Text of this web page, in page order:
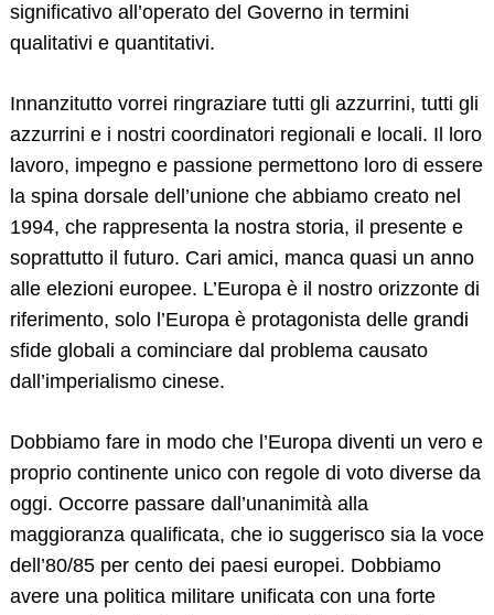
significativo all’operato del Governo in termini
qualitativi e quantitativi.
Innanzitutto vorrei ringraziare tutti gli azzurrini, tutti gli
azzurrini e i nostri coordinatori regionali e locali. Il loro
lavoro, impegno e passione permettono loro di essere
la spina dorsale dell’unione che abbiamo creato nel
1994, che rappresenta la nostra storia, il presente e
soprattutto il futuro. Cari amici, manca quasi un anno
alle elezioni europee. L’Europa è il nostro orizzonte di
riferimento, solo l’Europa è protagonista delle grandi
sfide globali a cominciare dal problema causato
dall’imperialismo cinese.
Dobbiamo fare in modo che l’Europa diventi un vero e
proprio continente unico con regole di voto diverse da
oggi. Occorre passare dall’unanimità alla
maggioranza qualificata, che io suggerisco sia la voce
dell’80/85 per cento dei paesi europei. Dobbiamo
avere una politica militare unificata con una forte